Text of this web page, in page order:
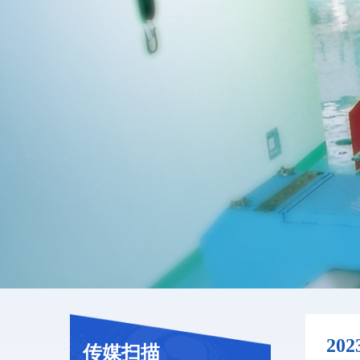
传媒扫描